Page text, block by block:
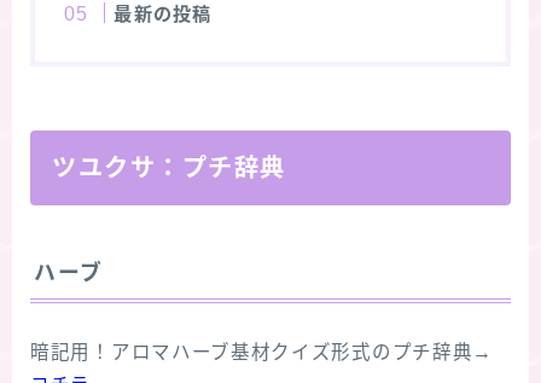
最新の投稿
ツユクサ：プチ辞典
ハーブ
暗記用！アロマハーブ基材クイズ形式のプチ辞典→